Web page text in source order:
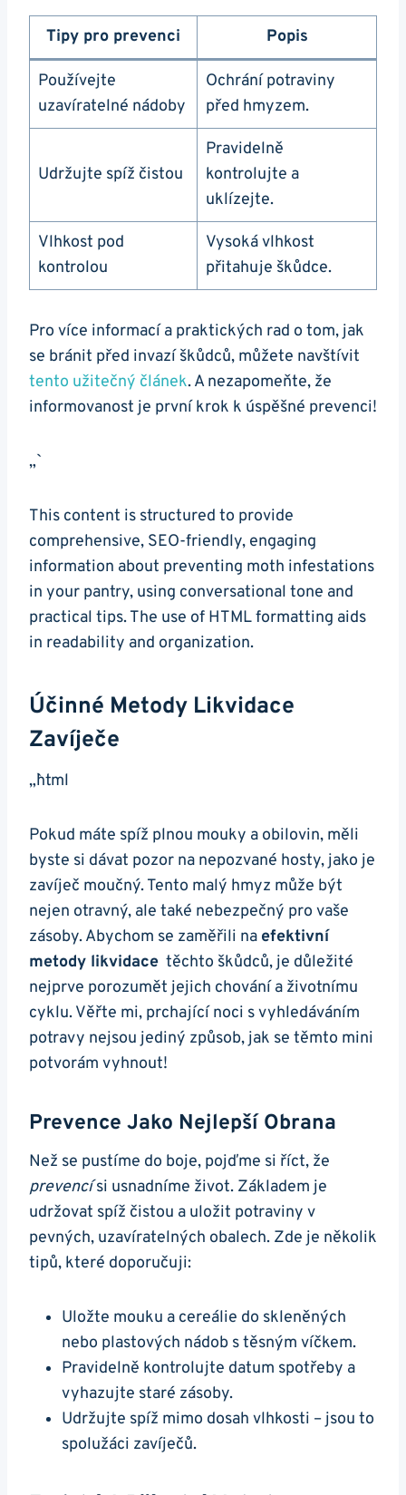
Tipy pro prevenci Popis
Používejte
uzavíratelné​ nádoby
Ochrání potraviny
před hmyzem.
Udržujte spíž čistou
Pravidelně
kontrolujte a
uklízejte.
Vlhkost pod
kontrolou
Vysoká vlhkost
přitahuje ⁣škůdce.
Pro ‍více ‌informací a praktických rad o​ tom, jak
se bránit před invazí škůdců, můžete navštívit
tento užitečný článek. A nezapomeňte, že
informovanost je první‌ krok k úspěšné‌ prevenci!
„`
This‍ content is structured to provide
comprehensive, SEO-friendly, engaging
information about preventing moth infestations
in your pantry, using conversational tone ⁢and
practical tips. The use of ​HTML formatting aids
in readability and organization.
Účinné Metody Likvidace
Zavíječe
„`html
Pokud máte spíž plnou mouky a ⁢obilovin, měli
⁤byste si dávat pozor⁣ na nepozvané hosty, jako je
zavíječ ‌moučný. Tento malý hmyz může být
⁢nejen otravný, ale také nebezpečný pro vaše
zásoby. Abychom‍ se⁤ zaměřili na efektivní
metody likvidace ‌ těchto škůdců, ​je důležité
nejprve porozumět jejich chování a životnímu
cyklu. Věřte mi, prchající noci s vyhledáváním
potravy nejsou jediný způsob, jak se těmto mini‌
potvorám vyhnout!
Prevence Jako Nejlepší Obrana
Než se ⁤pustíme do boje, pojďme si říct, že
prevencísi usnadníme ⁣život. Základem je
udržovat spíž čistou a uložit potraviny v
pevných, uzavíratelných obalech. Zde je několik
tipů, ‌které doporučuji:
Uložte mouku a ⁣cereálie do skleněných
nebo plastových nádob s těsným víčkem.
Pravidelně kontrolujte datum spotřeby a
vyhazujte staré zásoby.
Udržujte ⁢spíž mimo dosah ⁤vlhkosti ⁣– jsou to
spolužáci zavíječů.